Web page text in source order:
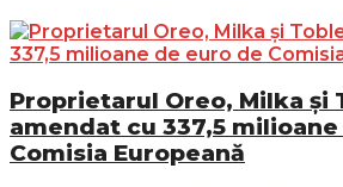
Proprietarul Oreo, Milka și
amendat cu 337,5
Comisia Europeană